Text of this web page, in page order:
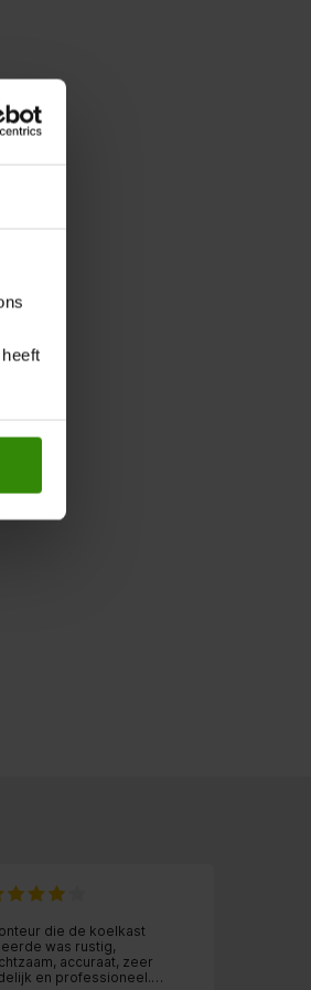
die de koelkast
was rustig,
accuraat, zeer
en professioneel.